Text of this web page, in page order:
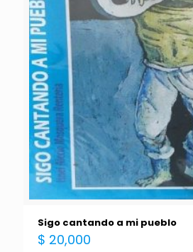
Sigo cantando a mi pueblo
$ 20,000